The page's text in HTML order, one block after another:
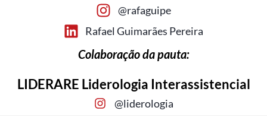
@rafaguipe
Rafael Guimarães Pereira
Colaboração da pauta:
LIDERARE Liderologia Interassistencial
@liderologia